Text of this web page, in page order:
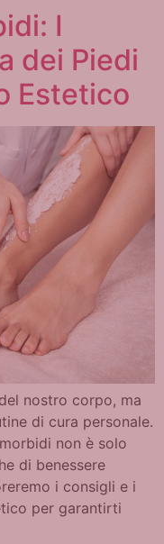
I
dei Piedi
Estetico
nostro corpo, ma
di cura personale.
non è solo
di benessere
i consigli e i
per garantirti